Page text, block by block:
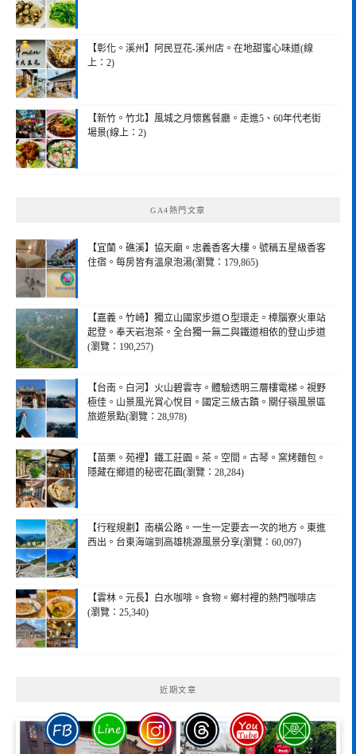
【彰化。溪州】阿民豆花-溪州店。在地甜蜜心味道(線
上：2)
【新竹。竹北】風城之月懷舊餐廳。走進5、60年代老街
場景(線上：2)
GA4熱門文章
【宜蘭。礁溪】協天廟。忠義香客大樓。號稱五星級香客
住宿。每房皆有溫泉泡湯(瀏覽：179,865)
【嘉義。竹崎】獨立山國家步道Ｏ型環走。樟腦寮火車站
起登。奉天岩泡茶。全台獨一無二與鐵道相依的登山步道
(瀏覽：190,257)
【台南。白河】火山碧雲寺。體驗透明三層樓電梯。視野
極佳。山景風光賞心悅目。國定三級古蹟。關仔嶺風景區
旅遊景點(瀏覽：28,978)
【苗栗。苑裡】鐵工莊園。茶。空間。古琴。窯烤麵包。
隱藏在鄉道的秘密花園(瀏覽：28,284)
【行程規劃】南橫公路。一生一定要去一次的地方。東進
西出。台東海端到高雄桃源風景分享(瀏覽：60,097)
【雲林。元長】白水咖啡。食物。鄉村裡的熱門咖啡店
(瀏覽：25,340)
近期文章